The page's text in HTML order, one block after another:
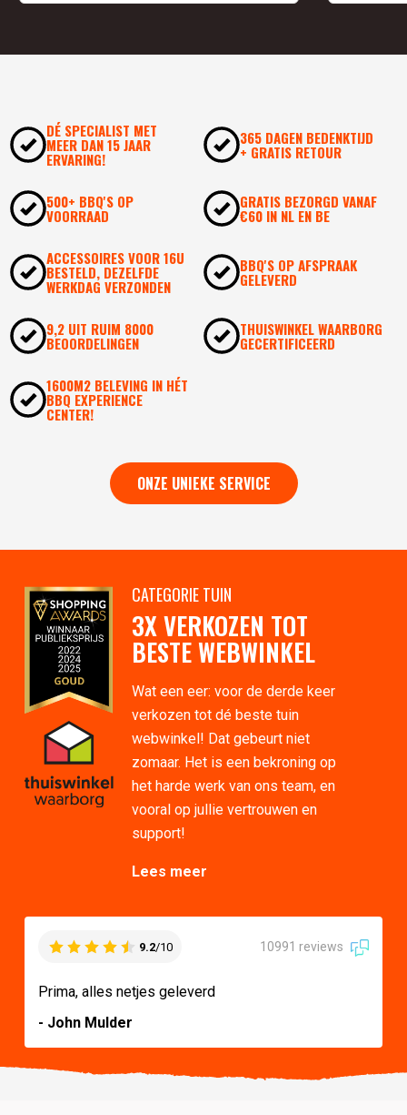
DÉ SPECIALIST MET
MEER DAN 15 JAAR
ERVARING!
365 DAGEN BEDENKTIJD
+ GRATIS RETOUR
500+ BBQ'S OP
VOORRAAD
GRATIS BEZORGD VANAF
€60 IN NL EN BE
ACCESSOIRES VOOR 16U
BESTELD, DEZELFDE
WERKDAG VERZONDEN
BBQ'S OP AFSPRAAK
GELEVERD
9,2 UIT RUIM 8000
BEOORDELINGEN
THUISWINKEL WAARBORG
GECERTIFICEERD
1600M2 BELEVING IN HÉT
BBQ EXPERIENCE
CENTER!
ONZE UNIEKE SERVICE
CATEGORIE TUIN
3X VERKOZEN TOT
BESTE WEBWINKEL
Wat een eer: voor de derde keer
verkozen tot dé beste tuin
webwinkel! Dat gebeurt niet
zomaar. Het is een bekroning op
het harde werk van ons team, en
vooral op jullie vertrouwen en
support!
Lees meer
9.2/10 10991 reviews
Prima, alles netjes geleverd
- John Mulder